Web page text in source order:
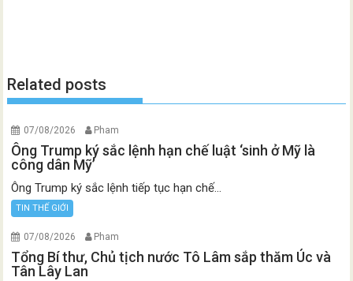
Related posts
07/08/2026 Pham
Ông Trump ký sắc lệnh hạn chế luật ‘sinh ở Mỹ là
công dân Mỹ’
Ông Trump ký sắc lệnh tiếp tục hạn chế...
TIN THẾ GIỚI
07/08/2026 Pham
Tổng Bí thư, Chủ tịch nước Tô Lâm sắp thăm Úc và
Tân Lây Lan